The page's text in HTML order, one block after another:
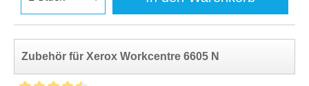
Zubehör für Xerox Workcentre 6605 N